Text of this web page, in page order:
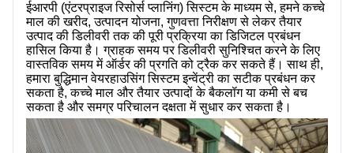
ईआरपी (एंटरप्राइज रिसोर्स प्लानिंग) सिस्टम के माध्यम से, हमने कच्चे
माल की खरीद, उत्पादन योजना, गुणवत्ता निरीक्षण से लेकर तैयार
उत्पाद की डिलीवरी तक की पूरी प्रक्रिया का डिजिटल प्रबंधन
हासिल किया है। ग्राहक समय पर डिलीवरी सुनिश्चित करने के लिए
वास्तविक समय में ऑर्डर की प्रगति को ट्रैक कर सकते हैं। साथ ही,
हमारा बुद्धिमान वेयरहाउसिंग सिस्टम इन्वेंट्री का सटीक प्रबंधन कर
सकता है, कच्चे माल और तैयार उत्पादों के बैकलॉग या कमी से बच
सकता है और समग्र परिचालन दक्षता में सुधार कर सकता है।